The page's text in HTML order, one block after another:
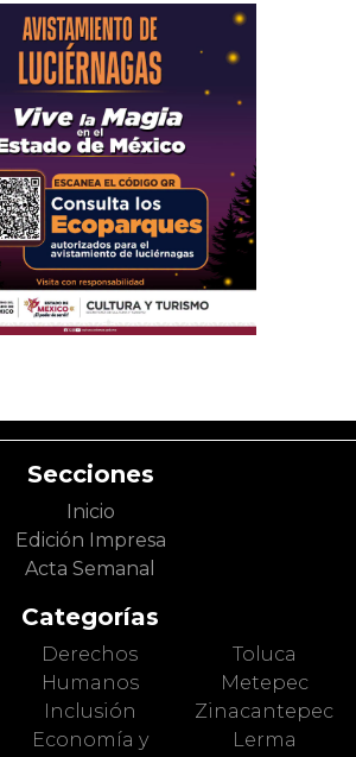
Secciones
Inicio
Edición Impresa
Acta Semanal
Categorías
Derechos
Humanos
Inclusión
Economía y
Toluca
Metepec
Zinacantepec
Lerma